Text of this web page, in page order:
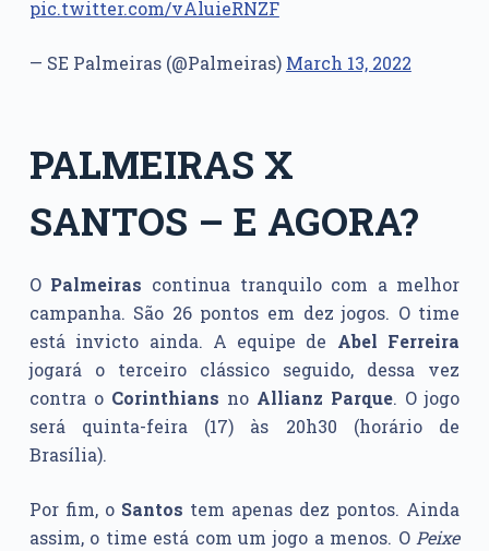
pic.twitter.com/vAluieRNZF
— SE Palmeiras (@Palmeiras) March 13, 2022
PALMEIRAS X
SANTOS – E AGORA?
O Palmeiras continua tranquilo com a melhor
campanha. São 26 pontos em dez jogos. O time
está invicto ainda. A equipe de Abel Ferreira
jogará o terceiro clássico seguido, dessa vez
contra o Corinthians no Allianz Parque. O jogo
será quinta-feira (17) às 20h30 (horário de
Brasília).
Por fim, o Santos tem apenas dez pontos. Ainda
assim, o time está com um jogo a menos. OPeixe